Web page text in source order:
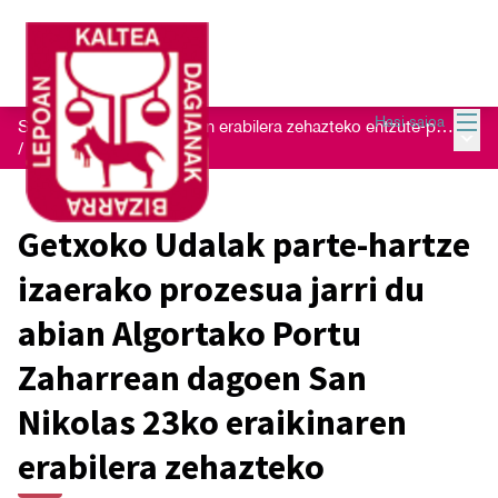
Hasi saioaSan Nikolas 23 eraikinaren erabilera zehazteko entzute-prozesua
/ Bloga
Getxoko Udalak parte-hartze
izaerako prozesua jarri du
abian Algortako Portu
Zaharrean dagoen San
Nikolas 23ko eraikinaren
erabilera zehazteko